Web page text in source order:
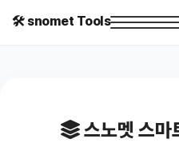
🛠️ snomet Tools
스노멧 스마